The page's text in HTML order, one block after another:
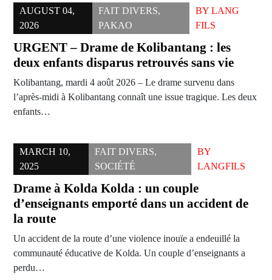
AUGUST 04,
2026
FAIT DIVERS,
PAKAO
BY LANG
FILS
URGENT – Drame de Kolibantang : les
deux enfants disparus retrouvés sans vie
Kolibantang, mardi 4 août 2026 – Le drame survenu dans
l’après-midi à Kolibantang connaît une issue tragique. Les deux
enfants…
MARCH 10,
2025
FAIT DIVERS,
SOCIÉTÉ
BY
LANGFILS
Drame à Kolda Kolda : un couple
d’enseignants emporté dans un accident de
la route
Un accident de la route d’une violence inouïe a endeuillé la
communauté éducative de Kolda. Un couple d’enseignants a
perdu…